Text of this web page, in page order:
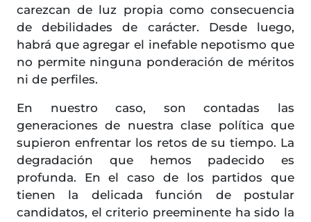
carezcan de luz propia como consecuencia
de debilidades de carácter. Desde luego,
habrá que agregar el inefable nepotismo que
no permite ninguna ponderación de méritos
ni de perfiles.
En nuestro caso, son contadas las
generaciones de nuestra clase política que
supieron enfrentar los retos de su tiempo. La
degradación que hemos padecido es
profunda. En el caso de los partidos que
tienen la delicada función de postular
candidatos, el criterio preeminente ha sido la